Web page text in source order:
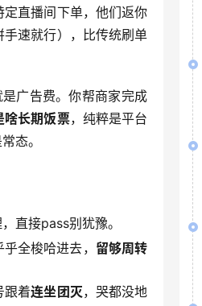
直播间下单，他们返你
速就行），比传统刷单
广告费。你帮商家完成
啥长期饭票，纯粹是平台
态。
直接pass别犹豫。
全梭哈进去， 留够周转
跟着连坐团灭，哭都没地